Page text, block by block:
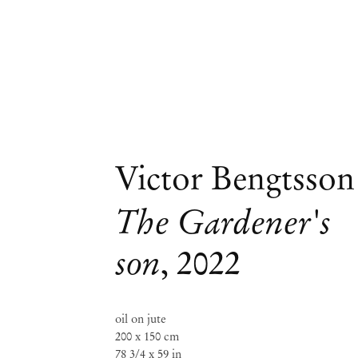
Victor Bengtsson
The Gardener's
son,2022
oil on jute
200 x 150 cm
78 3/4 x 59 in